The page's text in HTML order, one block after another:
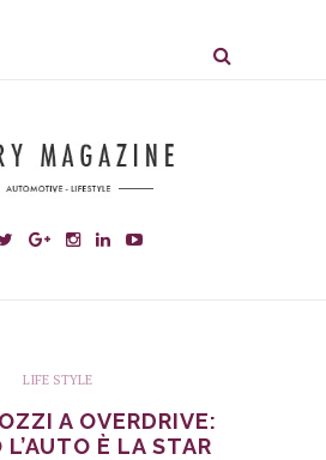
LIFE STYLE
A OVERDRIVE:
L’AUTO È LA STAR